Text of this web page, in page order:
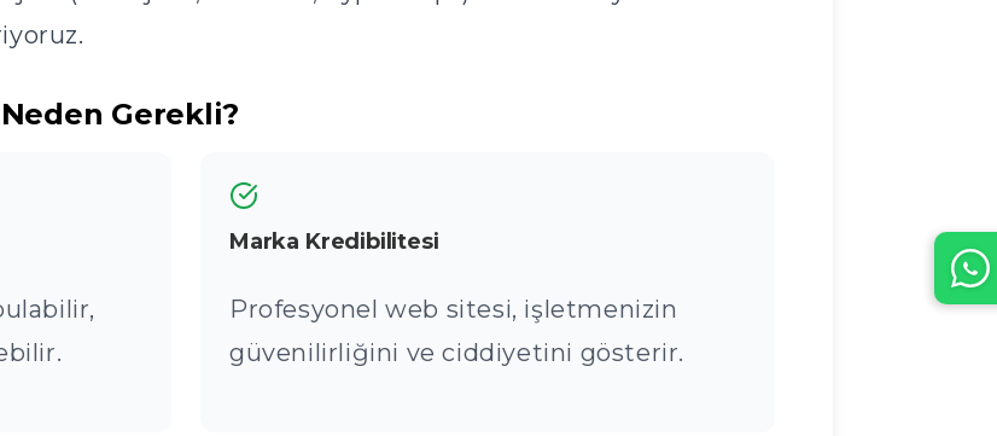
Gerekli?
Marka Kredibilitesi
Profesyonel web sitesi, işletmenizin
güvenilirliğini ve ciddiyetini gösterir.